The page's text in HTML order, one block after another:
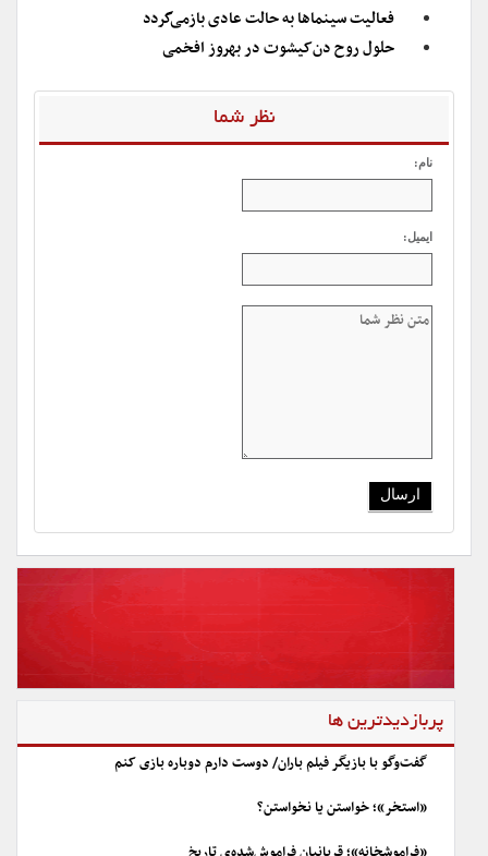
فعالیت سینماها به حالت عادی بازمی‌گردد
حلول روح دن‌‌کیشوت در بهروز افخمی
نظر شما
نام:
ایمیل:
پربازدیدترین ها
گفت‌وگو با بازیگر فیلم باران/ دوست دارم دوباره بازی کنم
«استخر»؛ خواستن یا نخواستن؟